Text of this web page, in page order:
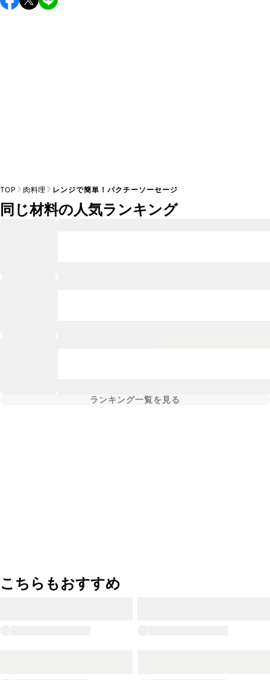
し上がりください。
TOP 肉料理 レンジで簡単！パクチーソーセージ
同じ材料の人気ランキング
ランキング一覧を見る
こちらもおすすめ